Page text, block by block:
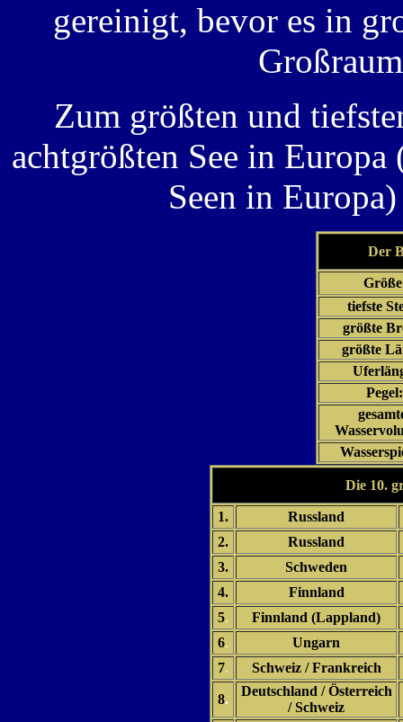
gereinigt, bevor es in
Zum größten und
achtgrößten See in
Seen in
Der
tiefste
größte
größte
Pegel:
Die 10.
1.
Russland
2.
Russland
3.
Schweden
4.
Finnland
5.
Finnland (Lappland)
6.
Ungarn
7. Schweiz / Frankreich
8.
Deutschland / Österreich
/ Schweiz